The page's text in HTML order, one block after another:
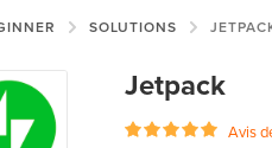
SOLUTIONS
Jetpack
Avis